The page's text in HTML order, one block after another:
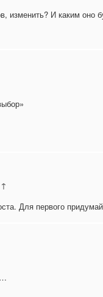
изменить? И каким оно
↑
Для первого